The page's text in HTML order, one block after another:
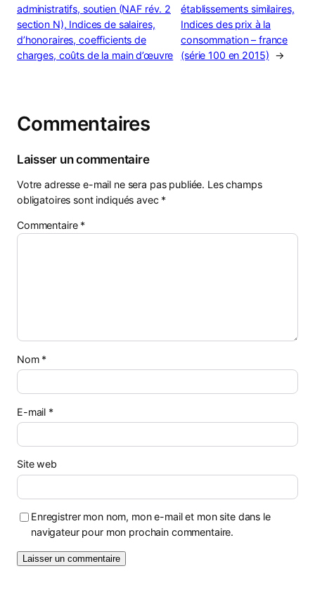
administratifs, soutien (NAF rév. 2
section N), Indices de salaires,
d’honoraires, coefficients de
charges, coûts de la main d’œuvre
établissements similaires,
Indices des prix à la
consommation – france
(série 100 en 2015) →
Commentaires
Laisser un commentaire
Votre adresse e-mail ne sera pas publiée. Les champs
obligatoires sont indiqués avec *
Commentaire *
Nom *
E-mail *
Site web
Enregistrer mon nom, mon e-mail et mon site dans le
navigateur pour mon prochain commentaire.